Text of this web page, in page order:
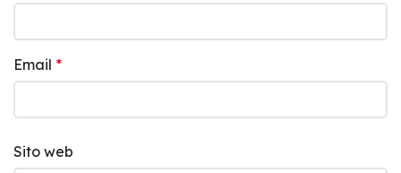
Email *
Sito web